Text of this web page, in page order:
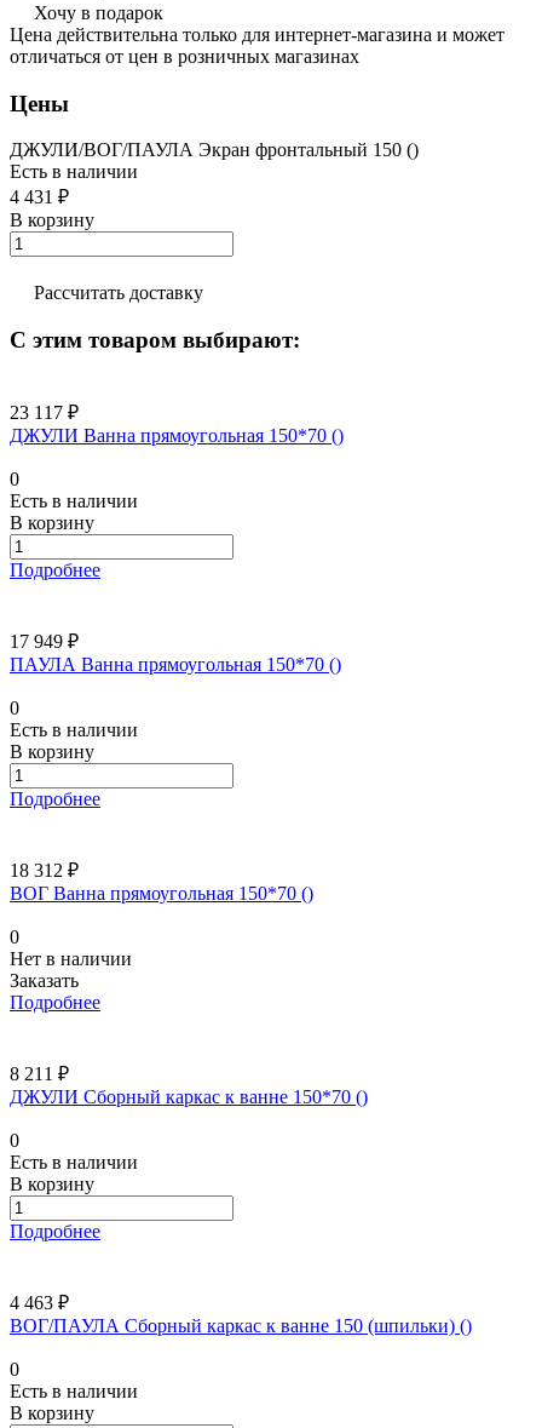
Хочу в подарок
Цена действительна только для интернет-магазина и может
отличаться от цен в розничных магазинах
Цены
ДЖУЛИ/ВОГ/ПАУЛА Экран фронтальный 150 ()
Есть в наличии
4 431 ₽
В корзину
Рассчитать доставку
С этим товаром выбирают:
23 117 ₽
ДЖУЛИ Ванна прямоугольная 150*70 ()
0
Есть в наличии
В корзину
Подробнее
17 949 ₽
ПАУЛА Ванна прямоугольная 150*70 ()
0
Есть в наличии
В корзину
Подробнее
18 312 ₽
ВОГ Ванна прямоугольная 150*70 ()
0
Нет в наличии
Заказать
Подробнее
8 211 ₽
ДЖУЛИ Сборный каркас к ванне 150*70 ()
0
Есть в наличии
В корзину
Подробнее
4 463 ₽
ВОГ/ПАУЛА Сборный каркас к ванне 150 (шпильки) ()
0
Есть в наличии
В корзину